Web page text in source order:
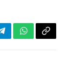
TelegramWhatsApp
Copy